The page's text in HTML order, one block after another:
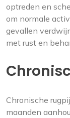
optreden en
om normale
gevallen
met rust en
Chronische
maanden